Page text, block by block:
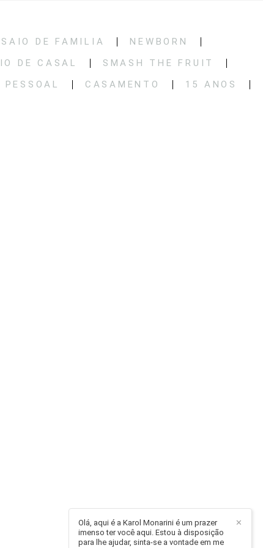
DE FAMILIA
NEWBORN
DE CASAL
SMASH THE FRUIT
PESSOAL CASAMENTO
15 ANOS
✕
Olá, aqui é a Karol Monarini é um prazer
imenso ter você aqui. Estou à disposição
para lhe ajudar, sinta-se a vontade em me